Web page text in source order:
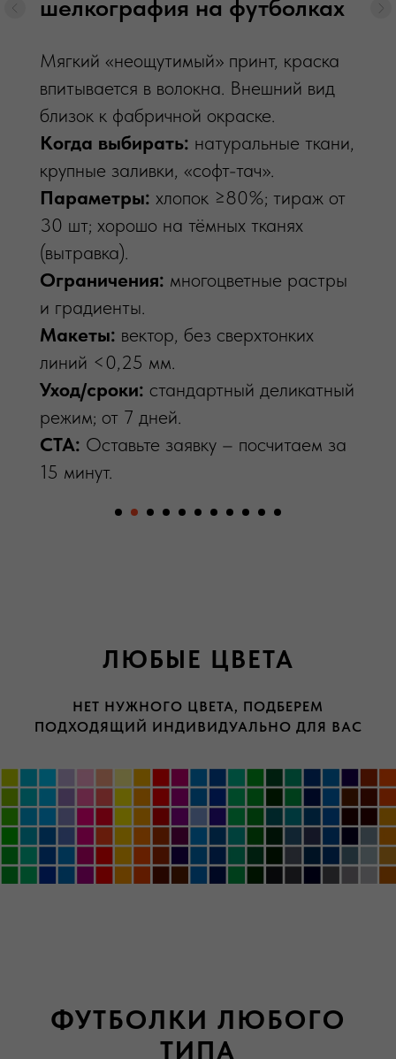
Полноцветный, детальный принт с
переносом на изделие под прессом.
Универсален для большинства тканей.
Когда выбирать:малые тиражи,
персонализация, сложные цвета и
фото.
Параметры: от 1 шт; размер
аппликации до AxB см; возможна
выборочная трафаретная вырезка.
Ограничения: ощутимый слой на
больших площадях; крайне мелкие
детали <0,5 мм — нежелательны.
Макеты: PNG с прозрачностью, 300
DPI.
CTA:Оставьте заявку – посчитаем за
15 минут.
ПОДРОБНЕЕ
шелкография на футболках
Мягкий «неощутимый» принт, краска
впитывается в волокна. Внешний вид
близок к фабричной окраске.
Когда выбирать: натуральные ткани,
крупные заливки, «софт-тач».
Параметры: хлопок ≥80%; тираж от
30 шт; хорошо на тёмных тканях
(вытравка).
Ограничения: многоцветные растры
и градиенты.
Макеты: вектор, без сверхтонких
линий <0,25 мм.
Уход/сроки: стандартный деликатный
режим; от 7 дней.
CTA: Оставьте заявку – посчитаем за
15 минут.
ЛЮБЫЕ ЦВЕТА
НЕТ НУЖНОГО ЦВЕТА, ПОДБЕРЕМ
ПОДХОДЯЩИЙ ИНДИВИДУАЛЬНО ДЛЯ ВАС
ФУТБОЛКИ ЛЮБОГО
ТИПА